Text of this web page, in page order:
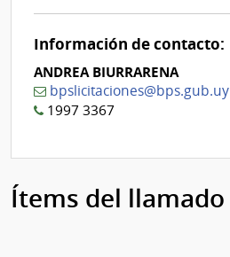
0
Información de contacto:
ANDREA BIURRARENA
bpslicitaciones@bps.gub.uy
1997 3367
Ítems del llamado